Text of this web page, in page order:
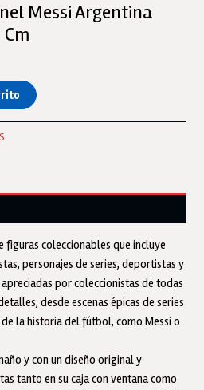
Messi Argentina
figuras coleccionables que incluye
personajes de series, deportistas y
por coleccionistas de todas
desde escenas épicas de series
la historia del fútbol, como Messi o
y con un diseño original y
tanto en su caja con ventana como